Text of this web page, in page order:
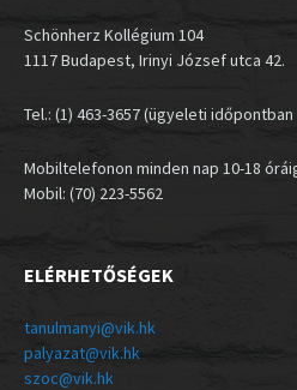
Schönherz Kollégium 104
1117 Budapest, Irinyi József utca 42.
Tel.: (1) 463-3657 (ügyeleti
Mobiltelefonon minden nap 10-18
Mobil: (70) 223-5562
ELÉRHETŐSÉGEK
tanulmanyi@vik.hk
palyazat@vik.hk
szoc@vik.hk